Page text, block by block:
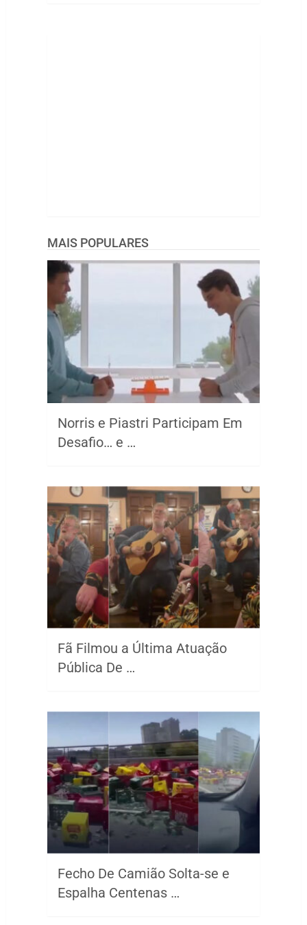
MAIS POPULARES
Norris e Piastri Participam Em
Desafio… e …
Fã Filmou a Última Atuação
Pública De …
Fecho De Camião Solta-se e
Espalha Centenas …